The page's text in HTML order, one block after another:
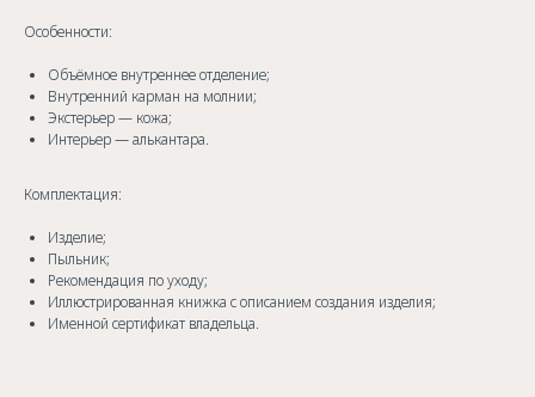
Особенности:
Объёмное внутреннее отделение;
Внутренний карман на молнии;
Экстерьер — кожа;
Интерьер — алькантара.
Комплектация:
Изделие;
Пыльник;
Рекомендация по уходу;
Иллюстрированная книжка с описанием создания изделия;
Именной сертификат владельца.